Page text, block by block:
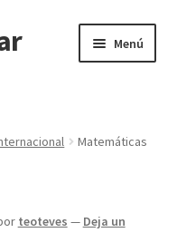
Menú
Matemáticas
teoteves — Deja un